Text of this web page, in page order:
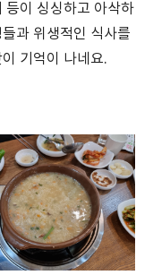
등이 싱싱하고 아삭하
과 위생적인 식사를
기억이 나네요.